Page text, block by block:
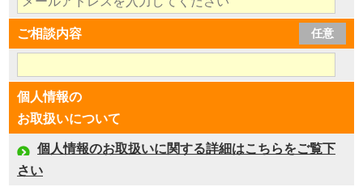
ご相談内容 任意
個人情報の
お取扱いについて
個人情報のお取扱いに関する詳細はこちらをご覧下
さい